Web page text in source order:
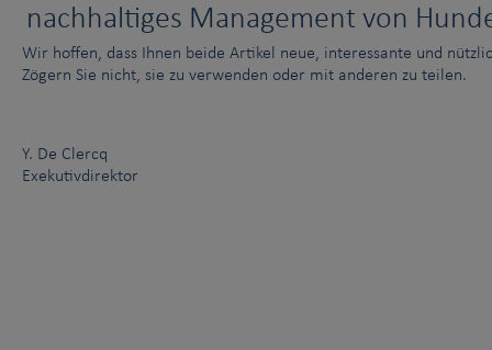
nachhaltiges Management von
Wir hoffen, dass Ihnen beide Artikel neue, interessante und
Zögern Sie nicht, sie zu verwenden oder mit anderen zu teilen.
Y. De Clercq
Exekutivdirektor